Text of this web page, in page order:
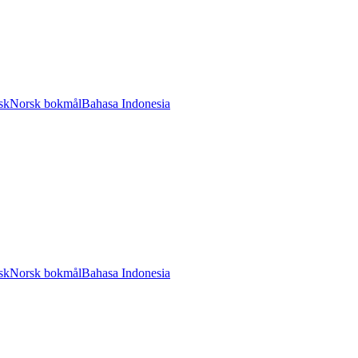
Norsk bokmålBahasa Indonesia
Norsk bokmålBahasa Indonesia